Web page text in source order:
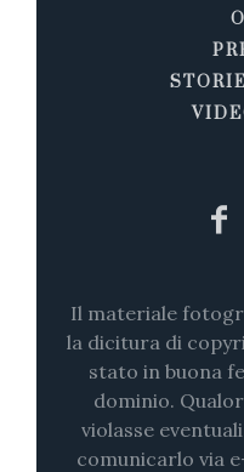
Il materiale
la dicitura di
stato in buona
dominio.
violasse
comunicarlo via